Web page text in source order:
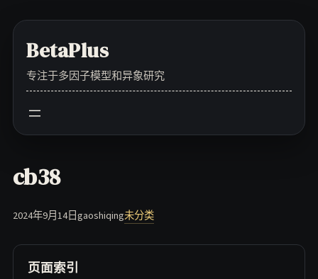
contentBetaPlus
专注于多因子模型和异象研究
cb38
2024年9月14日gaoshiqing未分类
页面索引